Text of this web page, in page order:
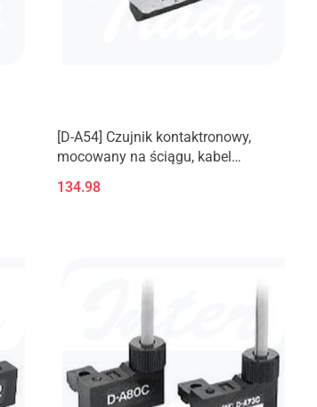
[D-A54] Czujnik kontaktronowy,
mocowany na ściągu, kabel
134.98